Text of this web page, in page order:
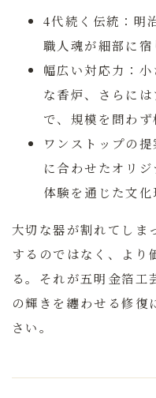
4代続く伝統： 明
職人魂が細部に宿
幅広い対応力：
な香炉、さらに
で、規模を問わず
ワンストップの提
に合わせたオリ
体験を通じた文化
大切な器が割れてしま
するのではなく、より
る。それが五明金箔工
の輝きを纏わせる修復
さい。